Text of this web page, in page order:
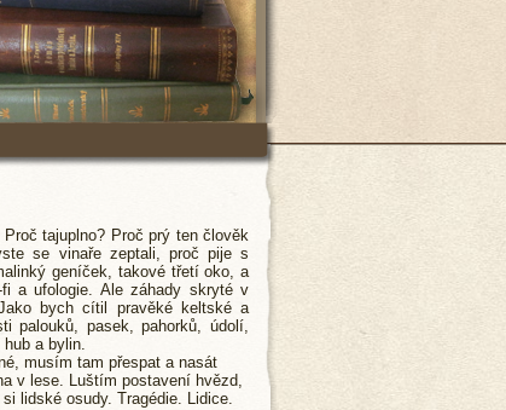
tajuplno? Proč prý ten člověk
se vinaře zeptali, proč pije s
geníček, takové třetí oko, a
a ufologie. Ale záhady skryté v
bych cítil pravěké keltské a
palouků, pasek, pahorků, údolí,
a bylin.
musím tam přespat a nasát
v lese. Luštím postavení hvězd,
lidské osudy. Tragédie. Lidice.